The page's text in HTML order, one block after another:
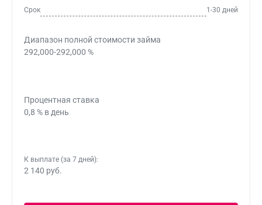
Срок 1-30 дней
Диапазон полной стоимости займа
292,000-292,000 %
Процентная ставка
0,8 % в день
К выплате (за 7 дней):
2 140 руб.